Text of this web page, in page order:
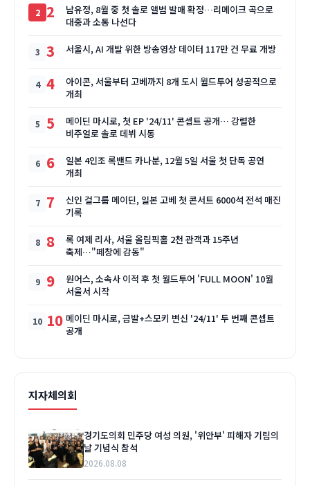
2
남유정, 8월 중 첫 솔로 앨범 발매 확정…리메이크 곡으로
대중과 소통 나선다
3 서울시, AI 개발 위한 방송영상 데이터 117만 건 무료 개방
4
아이콘, 서울부터 고베까지 8개 도시 월드투어 성공적으로
개최
5
메이딘 마시로, 첫 EP '24/11' 콘셉트 공개… 강렬한
비주얼로 솔로 데뷔 시동
6
일본 4인조 록밴드 카나분, 12월 5일 서울 첫 단독 공연
개최
7
신인 걸그룹 메이딘, 일본 고베 첫 콘서트 6000석 전석 매진
기록
8
록 여제 리사, 서울 올림픽홀 2천 관객과 15주년
축제…"떼창에 감동"
9
원어스, 소속사 이적 후 첫 월드투어 'FULL MOON' 10월
서울서 시작
10 메이딘 마시로, 금발+스모키 변신 '24/11' 두 번째 콘셉트
공개
지자체의회
경기도의회 민주당 여성 의원, '위안부' 피해자 기림의
날 기념식 참석
2026.08.08